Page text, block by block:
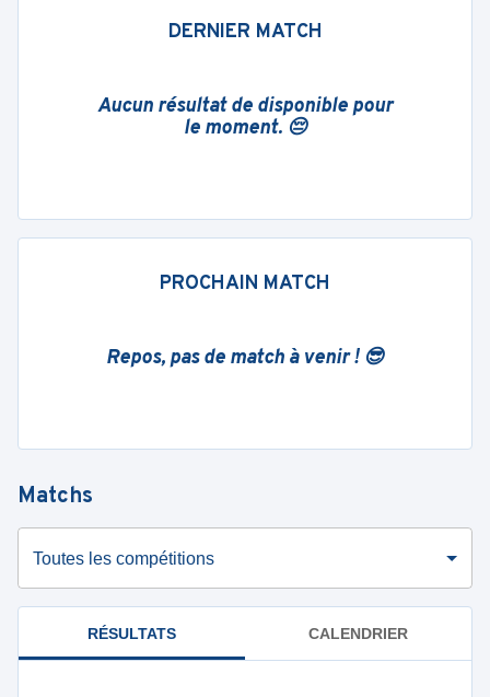
DERNIER MATCH
Aucun résultat de disponible pour
le moment. 😔
PROCHAIN MATCH
Repos, pas de match à venir ! 😎
Matchs
Toutes les compétitions
RÉSULTATS CALENDRIER